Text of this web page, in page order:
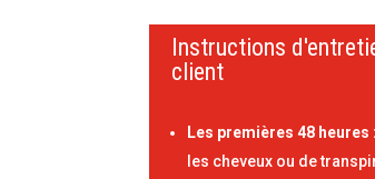
Instructions
client
Les premières 48 heures :
les cheveux ou de